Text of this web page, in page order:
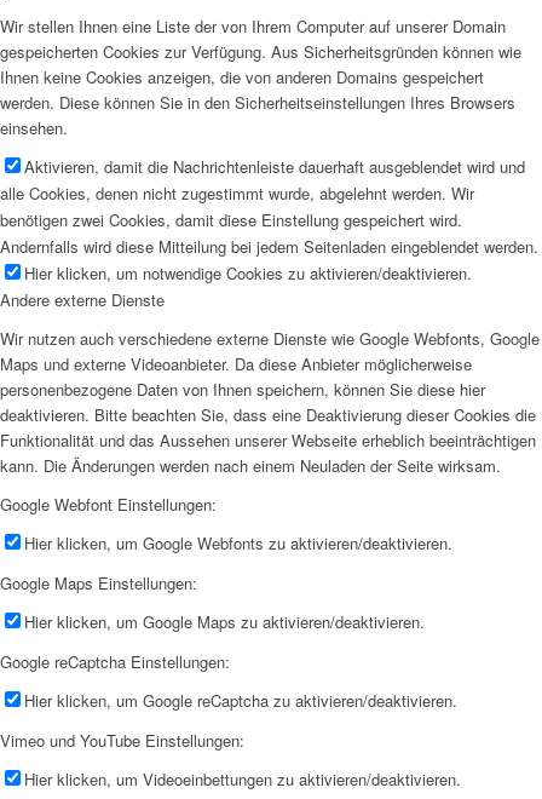
Wir stellen Ihnen eine Liste der von Ihrem Computer auf unserer Domain
gespeicherten Cookies zur Verfügung. Aus Sicherheitsgründen können wie
Ihnen keine Cookies anzeigen, die von anderen Domains gespeichert
werden. Diese können Sie in den Sicherheitseinstellungen Ihres Browsers
einsehen.
Aktivieren, damit die Nachrichtenleiste dauerhaft ausgeblendet wird und
alle Cookies, denen nicht zugestimmt wurde, abgelehnt werden. Wir
benötigen zwei Cookies, damit diese Einstellung gespeichert wird.
Andernfalls wird diese Mitteilung bei jedem Seitenladen eingeblendet werden.
Hier klicken, um notwendige Cookies zu aktivieren/deaktivieren.
Andere externe Dienste
Wir nutzen auch verschiedene externe Dienste wie Google Webfonts, Google
Maps und externe Videoanbieter. Da diese Anbieter möglicherweise
personenbezogene Daten von Ihnen speichern, können Sie diese hier
deaktivieren. Bitte beachten Sie, dass eine Deaktivierung dieser Cookies die
Funktionalität und das Aussehen unserer Webseite erheblich beeinträchtigen
kann. Die Änderungen werden nach einem Neuladen der Seite wirksam.
Google Webfont Einstellungen:
Hier klicken, um Google Webfonts zu aktivieren/deaktivieren.
Google Maps Einstellungen:
Hier klicken, um Google Maps zu aktivieren/deaktivieren.
Google reCaptcha Einstellungen:
Hier klicken, um Google reCaptcha zu aktivieren/deaktivieren.
Vimeo und YouTube Einstellungen:
Hier klicken, um Videoeinbettungen zu aktivieren/deaktivieren.